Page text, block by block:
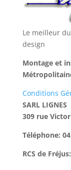
Le meilleur
design
Montage et
Conditions
SARL LIGNES
309 rue
Téléphone:
RCS de